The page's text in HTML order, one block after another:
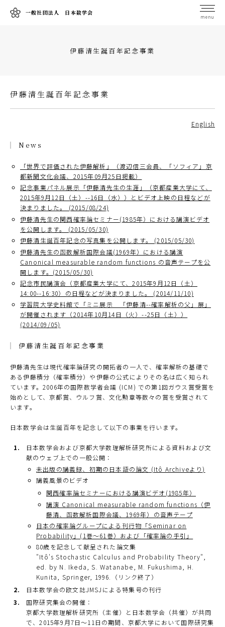
一般社団法人 日本数学会
menu
伊藤清生誕百年記念事業
伊藤清生誕百年記念事業
English
News
「世界で評価された伊藤解析」（渡辺信三会員、「ソフィア」京
都新聞文化会議、2015年09月25日掲載）
記念事業パネル展示「伊藤清先生の生涯」（京都産業大学にて、
2015年9月12日（土）--16日（水））とビデオ上映の日程などが
決まりました。 (2015/08/24)
伊藤清先生の関西確率論セミナー(1985年）における講演ビデオ
を公開します。 (2015/05/30)
伊藤清生誕百年記念の写真集を公開します。 (2015/05/30)
伊藤清先生の函数解析国際会議(1969年）における講演
Canonical measurable random functions の音声テープを公
開します。(2015/05/30)
記念市民講演会（京都産業大学にて、2015年9月12日（土）
14:00--16:30）の日程などが決まりました。 (2014/11/10)
学習院大学史料館で「ミニ展示 「伊藤清--確率解析の父」展」
が開催されます（2014年10月14日（火）--25日（土））
(2014/09/05)
伊藤清生誕百年記念事業
伊藤清先生は現代確率論研究の開拓者の一人で、確率解析の基礎で
ある伊藤積分（確率積分）や伊藤の公式によりその名は広く知られ
ています。2006年の国際数学者会議 (ICM) での第1回ガウス賞受賞を
始めとして、京都賞、ウルフ賞、文化勲章等数々の賞を受賞されて
います。
日本数学会は生誕百年を記念して以下の事業を行います。
日本数学会および京都大学数理解析研究所による資料および文
献のウェブ上での一般公開：
未出版の講義録、初期の日本語の論文 (Itô Archiveより)
講義風景のビデオ
関西確率論セミナーにおける講演ビデオ(1985年）
講演 Canonical measurable random functions（伊
藤清、函数解析国際会議、1969年）の音声テープ
日本の確率論グループによる刊行物「Seminar on
Probability」(1巻～61巻）および「確率論の手引」
80歳を記念して献呈された論文集
"Itô's Stochastic Calculus and Probability Theory",
ed. by N. Ikeda, S. Watanabe, M. Fukushima, H.
Kunita, Springer, 1996.（リンク終了）
日本数学会の欧文誌JMSJによる特集号の刊行
国際研究集会の開催：
京都大学数理解析研究所（主催）と日本数学会（共催）が共同
で、2015年9月7日～11日の期間、京都大学において国際研究集